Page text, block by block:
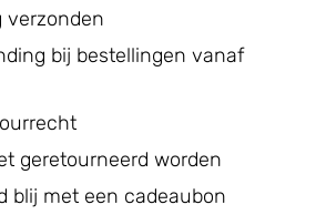
verzonden
bij bestellingen vanaf
geretourneerd worden
blij met een cadeaubon